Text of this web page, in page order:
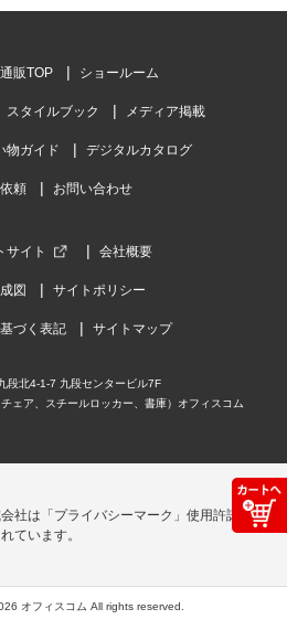
販TOP ショールーム
スタイルブック メディア掲載
物ガイド デジタルカタログ
頼 お問い合わせ
サイト 会社概要
図 サイトポリシー
づく表記 サイトマップ
段北4-1-7 九段センタービル7F
ェア、スチールロッカー、書庫）オフィスコム
社は「プライバシーマーク」使用許諾事
ています。
オフィスコム All rights reserved.